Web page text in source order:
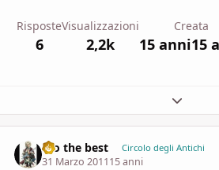
Risposte
6
Visualizzazioni
2,2k
Creata
15 anni15
Espandi
Gio the best Circolo degli Antichi
31 Marzo 201115 anni